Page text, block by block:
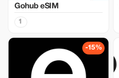
Gohub eSIM
1
-15%